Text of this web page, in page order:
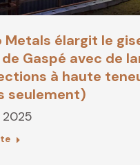
Metals élargit le
Gaspé avec de
à haute
seulement)
2025